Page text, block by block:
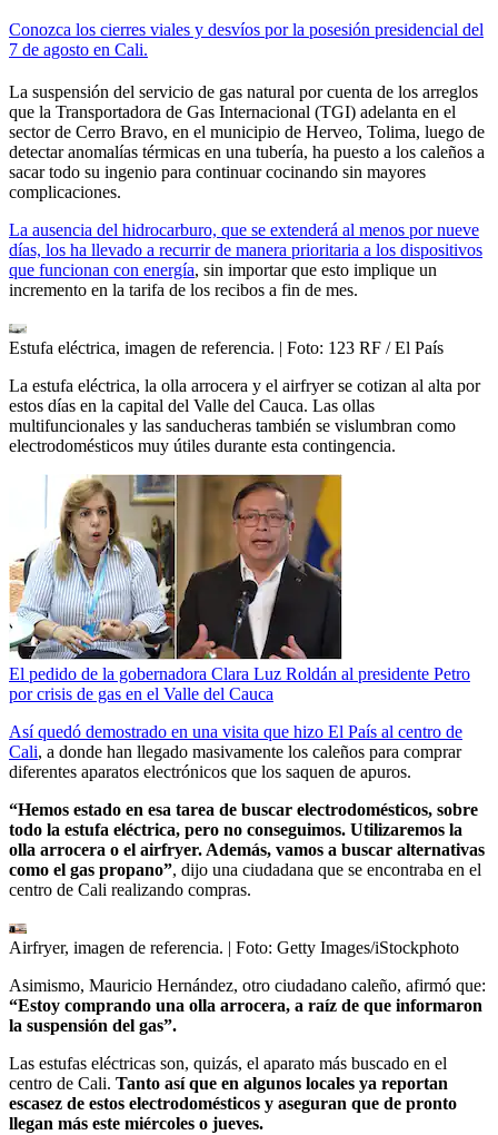
Conozca los cierres viales y desvíos por la posesión presidencial del
7 de agosto en Cali.
La suspensión del servicio de gas natural por cuenta de los arreglos
que la Transportadora de Gas Internacional (TGI) adelanta en el
sector de Cerro Bravo, en el municipio de Herveo, Tolima, luego de
detectar anomalías térmicas en una tubería, ha puesto a los caleños a
sacar todo su ingenio para continuar cocinando sin mayores
complicaciones.
La ausencia del hidrocarburo, que se extenderá al menos por nueve
días, los ha llevado a recurrir de manera prioritaria a los dispositivos
que funcionan con energía, sin importar que esto implique un
incremento en la tarifa de los recibos a fin de mes.
Estufa eléctrica, imagen de referencia. | Foto: 123 RF / El País
La estufa eléctrica, la olla arrocera y el airfryer se cotizan al alta por
estos días en la capital del Valle del Cauca. Las ollas
multifuncionales y las sanducheras también se vislumbran como
electrodomésticos muy útiles durante esta contingencia.
El pedido de la gobernadora Clara Luz Roldán al presidente Petro
por crisis de gas en el Valle del Cauca
Así quedó demostrado en una visita que hizo El País al centro de
Cali, a donde han llegado masivamente los caleños para comprar
diferentes aparatos electrónicos que los saquen de apuros.
“Hemos estado en esa tarea de buscar electrodomésticos, sobre
todo la estufa eléctrica, pero no conseguimos. Utilizaremos la
olla arrocera o el airfryer. Además, vamos a buscar alternativas
como el gas propano”, dijo una ciudadana que se encontraba en el
centro de Cali realizando compras.
Airfryer, imagen de referencia. | Foto: Getty Images/iStockphoto
Asimismo, Mauricio Hernández, otro ciudadano caleño, afirmó que:
“Estoy comprando una olla arrocera, a raíz de que informaron
la suspensión del gas”.
Las estufas eléctricas son, quizás, el aparato más buscado en el
centro de Cali. Tanto así que en algunos locales ya reportan
escasez de estos electrodomésticos y aseguran que de pronto
llegan más este miércoles o jueves.